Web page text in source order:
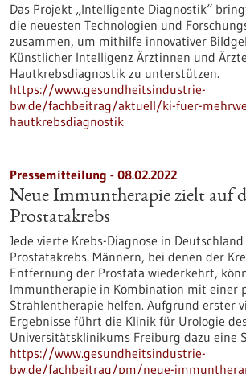
Das Projekt „Intelligente Diagnostik“
die neuesten Technologien und
zusammen, um mithilfe innovativer
Künstlicher Intelligenz Ärztinnen und
Hautkrebsdiagnostik zu unterstützen.
https://www.gesundheitsindustrie-
bw.de/fachbeitrag/aktuell/ki-fuer-
hautkrebsdiagnostik
Pressemitteilung - 08.02.2022
Neue Immuntherapie zielt auf
Prostatakrebs
Jede vierte Krebs-Diagnose in
Prostatakrebs. Männern, bei denen der
Entfernung der Prostata wiederkehrt,
Immuntherapie in Kombination mit einer
Strahlentherapie helfen. Aufgrund erster
Ergebnisse führt die Klinik für Urologie
Universitätsklinikums Freiburg dazu eine
https://www.gesundheitsindustrie-
bw.de/fachbeitrag/pm/neue-